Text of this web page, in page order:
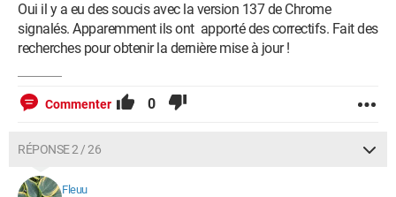
Oui il y a eu des soucis avec la version 137 de Chrome
signalés. Apparemment ils ont apporté des correctifs. Fait des
recherches pour obtenir la dernière mise à jour !
Commenter 0
RÉPONSE 2 / 26
Fleuu